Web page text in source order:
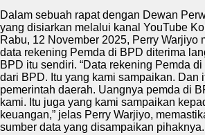
Dalam sebuah rapat dengan Dewan
yang disiarkan melalui kanal YouTube
Rabu, 12 November 2025, Perry Warjiyo
data rekening Pemda di BPD diterima
BPD itu sendiri. “Data rekening Pemda
dari BPD. Itu yang kami sampaikan. Dan
pemerintah daerah. Uangnya pemda di
kami. Itu juga yang kami sampaikan
keuangan,” jelas Perry Warjiyo,
sumber data yang disampaikan pihaknya.